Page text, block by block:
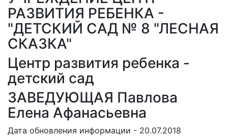
РАЗВИТИЯ РЕБЕНКА -
"ДЕТСКИЙ САД № 8 "ЛЕСНАЯ
СКАЗКА"
Центр развития ребенка -
детский сад
ЗАВЕДУЮЩАЯ Павлова
Елена Афанасьевна
Дата обновления информации - 20.07.2018